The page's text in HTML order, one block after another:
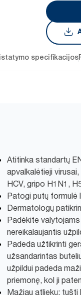
specifikacijos
Atitinka standartų
apvalkalėtieji
HCV, gripo H1N1,
Patogi putų formulė
Dermatologų
Padėkite
nereikalaujantis
Padeda užtikrinti
užsandarintas
užpildui padeda
priemonę, kol ji
Mažiau atliekų: tušti